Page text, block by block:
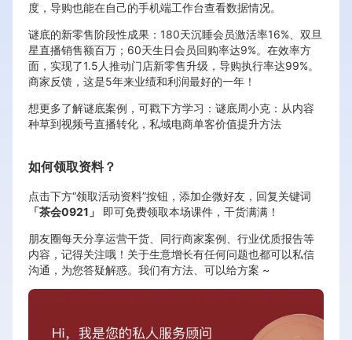
度，导购也能在自己的手机端工作台查看数据情况。
谜底的新零售阶段性成果：180天沉睡会员激活率16%、双旦
星直播销售额百万；60天生日会员回购率达9%。在效率方
面，实现了1.5人推动门店新零售升级，导购执行率达99%。
商家反馈，这是5年来业绩和利润最好的一年！
想更多了解谜底案例，可戳下方学习：谜底周小克：从内容
种草到视频号直播转化，私域电商单客价值提升方法
如何领取资料？
点击下方“领取活动资料”按钮，添加企微好友，回复关键词
「茶会0921」
即可免费领取本场课件，干货满满！
朋友圈每天分享运营干货、同行商家案例、行业优质报告等
内容，记得关注哦！关于生意增长有任何问题也都可以私信
沟通，为您答疑解惑。我们有方法、可以给方案 ~